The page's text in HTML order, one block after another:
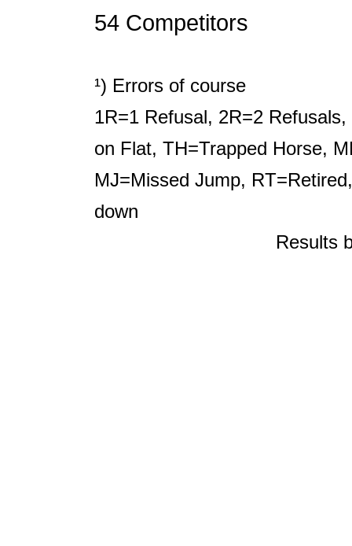
54 Competitors
¹) Errors of course
1R=1 Refusal, 2R=2
on Flat, TH=Trapped Horse,
MJ=Missed Jump,
down
Results